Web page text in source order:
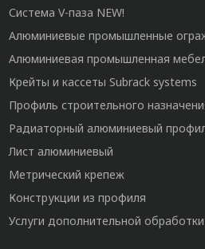
Система V-паза NEW!
Алюминиевые промышленные
Алюминиевая промышленная
Крейты и кассеты Subrack systems
Профиль строительного
Радиаторный алюминиевый
Лист алюминиевый
Метрический крепеж
Конструкции из профиля
Услуги дополнительной